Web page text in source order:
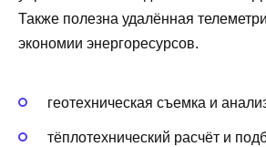
Также полезна удалённая
экономии энергоресурсов.
геотехническая съемка и
тёплотехнический расчёт и